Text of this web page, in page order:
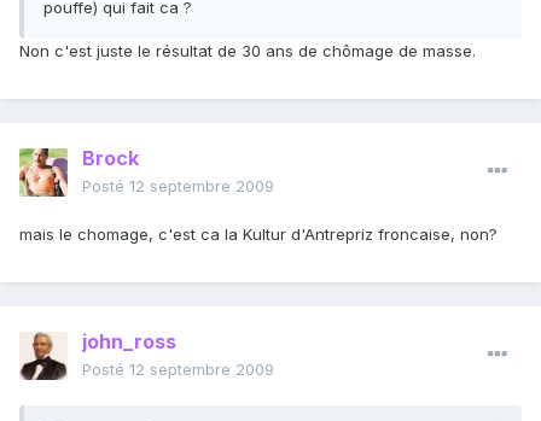
pouffe) qui fait ca ?
Non c'est juste le résultat de 30 ans de chômage de masse.
Brock
Posté 12 septembre 2009
mais le chomage, c'est ca la Kultur d'Antrepriz froncaise, non?
john_ross
Posté 12 septembre 2009